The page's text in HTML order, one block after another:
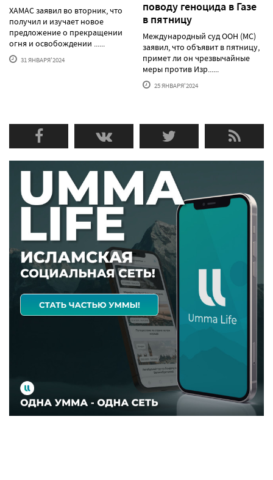
ХАМАС заявил во вторник, что
получил и изучает новое
предложение о прекращении
огня и освобождении ......
31 ЯНВАРЯ'2024
поводу геноцида в Газе
в пятницу
Международный суд ООН (МС)
заявил, что объявит в пятницу,
примет ли он чрезвычайные
меры против Изр......
25 ЯНВАРЯ'2024